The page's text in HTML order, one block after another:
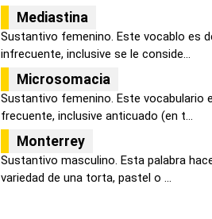
Mediastina
Sustantivo femenino. Este vocablo es
infrecuente, inclusive se le conside...
Microsomacia
Sustantivo femenino. Este vocabulario
frecuente, inclusive anticuado (en t...
Monterrey
Sustantivo masculino. Esta palabra
variedad de una torta, pastel o ...